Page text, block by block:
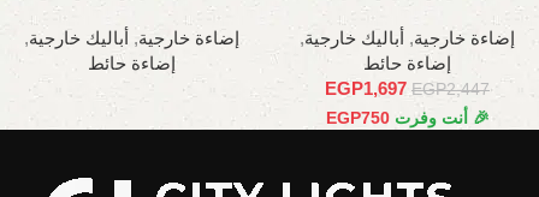
إضاءة خارجية, أباليك خارجية,
إضاءة حائط
EGP2,447
EGP1,697
🎉 أنت وفرت EGP750
إضاءة خارجية, أباليك خارجية,
إضاءة حائط